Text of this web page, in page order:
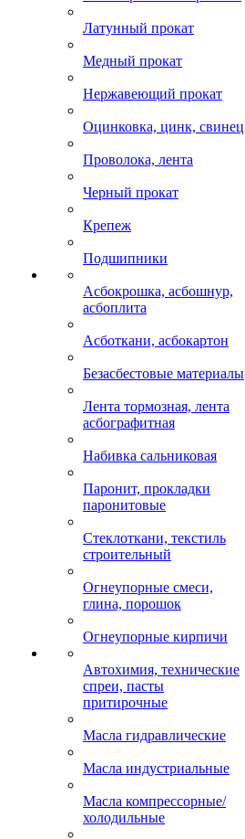
Латунный прокат
Медный прокат
Нержавеющий прокат
Оцинковка, цинк, свинец
Проволока, лента
Черный прокат
Крепеж
Подшипники
Асбокрошка, асбошнур,
асбоплита
Асботкани, асбокартон
Безасбестовые материалы
Лента тормозная, лента
асбографитная
Набивка сальниковая
Паронит, прокладки
паронитовые
Стеклоткани, текстиль
строительный
Огнеупорные смеси,
глина, порошок
Огнеупорные кирпичи
Автохимия, технические
спреи, пасты
притирочные
Масла гидравлические
Масла индустриальные
Масла компрессорные/
холодильные